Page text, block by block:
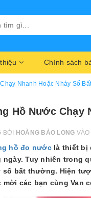
Chính sách
Nhanh Hoặc Nhảy Số
Hồ Nước Chạy
BỞI HOÀNG BẢO LONG
hồ đo nướclà thiết bị
ngày. Tuy nhiên trong
số bất thường. Hiện
mời các bạn cùng Van